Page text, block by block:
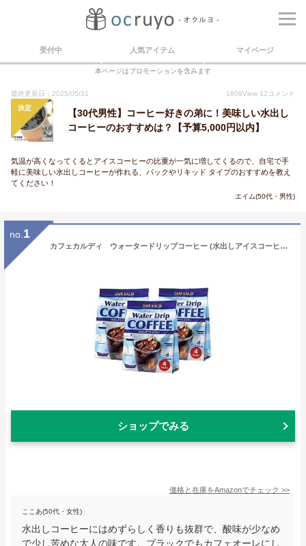
受付中 人気アイテム マイページ
本ページはプロモーションを含みます
最終更新日：2025/05/31 1809View 12 コメント
決定
【30代男性】コーヒー好きの弟に！美味しい水出し
コーヒーのおすすめは？【予算5,000円以内】
気温が高くなってくるとアイスコーヒーの比重が一気に増してくるので、自宅で手
軽に美味しい水出しコーヒーが作れる、パックやリキッド タイプのおすすめを教え
てください！
エイム(50代・男性)
no. 1
カフェカルディ ウォータードリップコーヒー (水出しアイスコーヒー) (40g×4p)×3個 【３個セット】
ショップでみる
価格と在庫をAmazonでチェック >>
ここあ(50代・女性)
水出しコーヒーにはめずらしく香りも抜群で、酸味が少なめ
で少し苦めな大人の味です。ブラックでもカフェオーレにし